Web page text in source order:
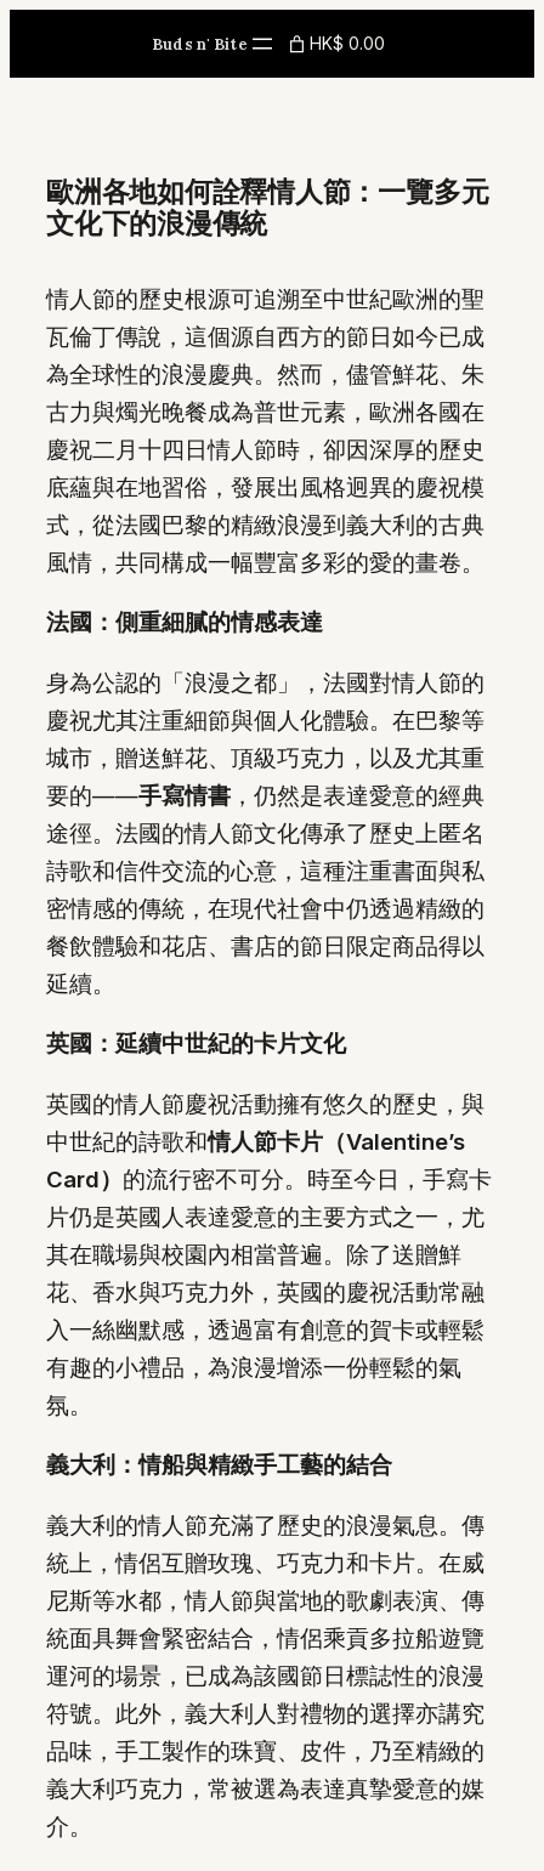
content
Buds n' Bite HK$ 0.00
歐洲各地如何詮釋情人節：一覽多元
文化下的浪漫傳統
情人節的歷史根源可追溯至中世紀歐洲的聖
瓦倫丁傳說，這個源自西方的節日如今已成
為全球性的浪漫慶典。然而，儘管鮮花、朱
古力與燭光晚餐成為普世元素，歐洲各國在
慶祝二月十四日情人節時，卻因深厚的歷史
底蘊與在地習俗，發展出風格迥異的慶祝模
式，從法國巴黎的精緻浪漫到義大利的古典
風情，共同構成一幅豐富多彩的愛的畫卷。
法國：側重細膩的情感表達
身為公認的「浪漫之都」，法國對情人節的
慶祝尤其注重細節與個人化體驗。在巴黎等
城市，贈送鮮花、頂級巧克力，以及尤其重
要的——手寫情書 ，仍然是表達愛意的經典
途徑。法國的情人節文化傳承了歷史上匿名
詩歌和信件交流的心意，這種注重書面與私
密情感的傳統，在現代社會中仍透過精緻的
餐飲體驗和花店、書店的節日限定商品得以
延續。
英國：延續中世紀的卡片文化
英國的情人節慶祝活動擁有悠久的歷史，與
中世紀的詩歌和情人節卡片（Valentine’s
Card） 的流行密不可分。時至今日，手寫卡
片仍是英國人表達愛意的主要方式之一，尤
其在職場與校園內相當普遍。除了送贈鮮
花、香水與巧克力外，英國的慶祝活動常融
入一絲幽默感，透過富有創意的賀卡或輕鬆
有趣的小禮品，為浪漫增添一份輕鬆的氣
氛。
義大利：情船與精緻手工藝的結合
義大利的情人節充滿了歷史的浪漫氣息。傳
統上，情侶互贈玫瑰、巧克力和卡片。在威
尼斯等水都，情人節與當地的歌劇表演、傳
統面具舞會緊密結合，情侶乘貢多拉船遊覽
運河的場景，已成為該國節日標誌性的浪漫
符號。此外，義大利人對禮物的選擇亦講究
品味，手工製作的珠寶、皮件，乃至精緻的
義大利巧克力，常被選為表達真摯愛意的媒
介。